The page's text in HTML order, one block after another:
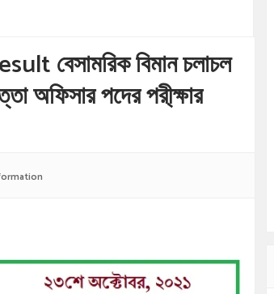
বেসামরিক বিমান চলাচল
অফিসার পদের পরী্ক্ষার